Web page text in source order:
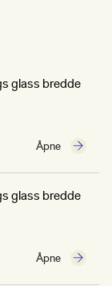
glass bredde
Åpne
glass bredde
Åpne